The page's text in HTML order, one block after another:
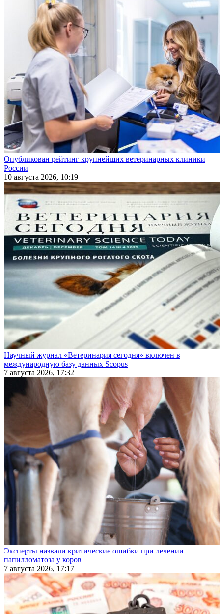
Опубликован рейтинг крупнейших ветеринарных клиники
России
10 августа 2026, 10:19
Научный журнал «Ветеринария сегодня» включен в
международную базу данных Scopus
7 августа 2026, 17:32
Эксперты назвали критические ошибки при лечении
папилломатоза у коров
7 августа 2026, 17:17